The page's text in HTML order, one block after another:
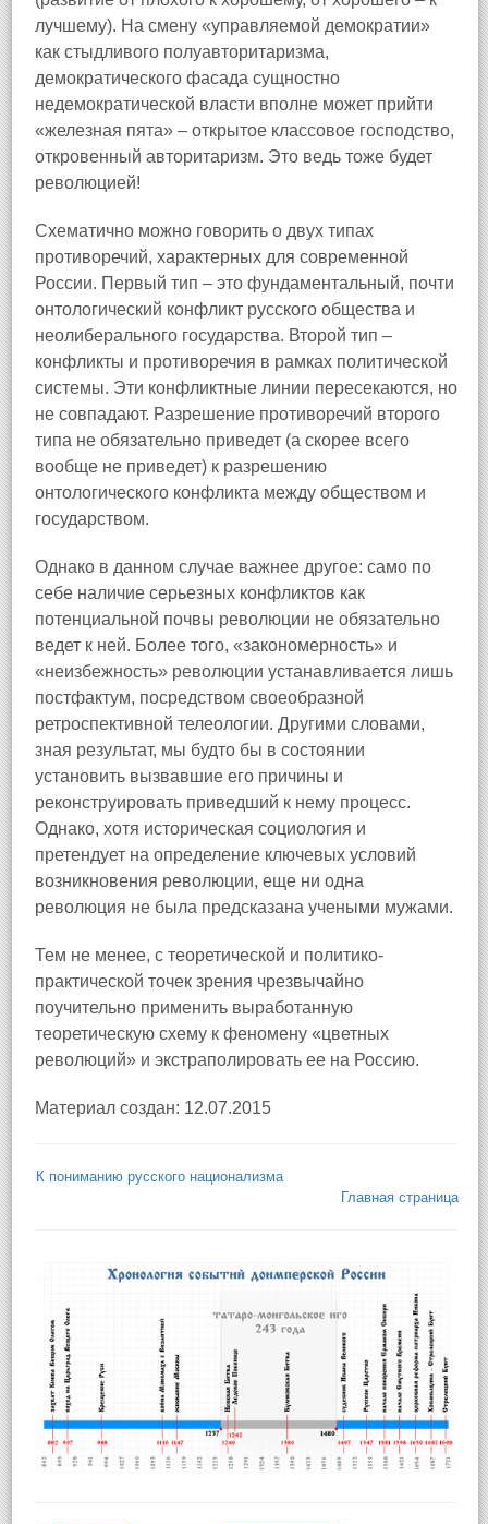
лучшему). На смену «управляемой демократии»
как стыдливого полуавторитаризма,
демократического фасада сущностно
недемократической власти вполне может прийти
«железная пята» – открытое классовое господство,
откровенный авторитаризм. Это ведь тоже будет
революцией!
Схематично можно говорить о двух типах
противоречий, характерных для современной
России. Первый тип – это фундаментальный, почти
онтологический конфликт русского общества и
неолиберального государства. Второй тип –
конфликты и противоречия в рамках политической
системы. Эти конфликтные линии пересекаются, но
не совпадают. Разрешение противоречий второго
типа не обязательно приведет (а скорее всего
вообще не приведет) к разрешению
онтологического конфликта между обществом и
государством.
Однако в данном случае важнее другое: само по
себе наличие серьезных конфликтов как
потенциальной почвы революции не обязательно
ведет к ней. Более того, «закономерность» и
«неизбежность» революции устанавливается лишь
постфактум, посредством своеобразной
ретроспективной телеологии. Другими словами,
зная результат, мы будто бы в состоянии
установить вызвавшие его причины и
реконструировать приведший к нему процесс.
Однако, хотя историческая социология и
претендует на определение ключевых условий
возникновения революции, еще ни одна
революция не была предсказана учеными мужами.
Тем не менее, с теоретической и политико-
практической точек зрения чрезвычайно
поучительно применить выработанную
теоретическую схему к феномену «цветных
революций» и экстраполировать ее на Россию.
Материал создан: 12.07.2015
К пониманию русского национализма
Главная страница